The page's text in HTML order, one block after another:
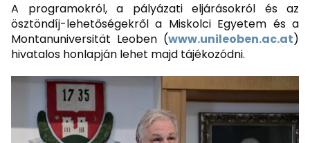
A programokról, a pályázati eljárásokról és az
ösztöndíj-lehetőségekről a Miskolci Egyetem és a
Montanuniversität Leoben (www.unileoben.ac.at)
hivatalos honlapján lehet majd tájékozódni.